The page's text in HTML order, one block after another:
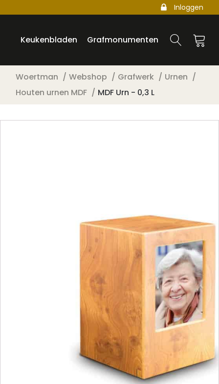
Inloggen
Keukenbladen Grafmonumenten
Woertman Webshop Grafwerk
Urnen
Houten urnen MDF
MDF Urn - 0,3 L